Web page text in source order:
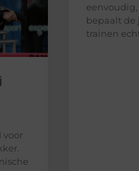
voor
bepaalt de
trainen